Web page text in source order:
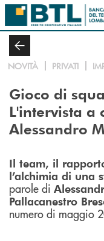
Salta al contenuto principale
NOVITÀ PRIVATI
Gioco di
L'intervista a
Alessandro
Il team, il
l’alchimia di una
parole di
Pallacanestro
numero di maggio